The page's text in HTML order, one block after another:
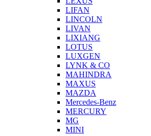
LIFAN
LINCOLN
LIVAN
LIXIANG
LOTUS
LUXGEN
LYNK & CO
MAHINDRA
MAXUS
MAZDA
Mercedes-Benz
MERCURY
MG
MINI